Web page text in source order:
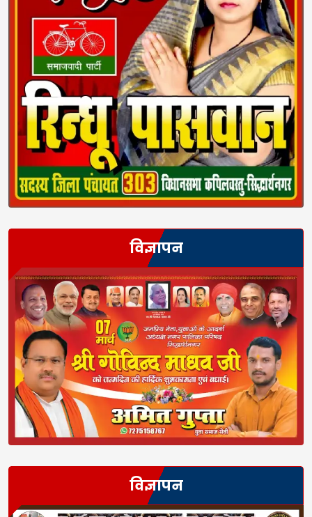
विज्ञापन
विज्ञापन